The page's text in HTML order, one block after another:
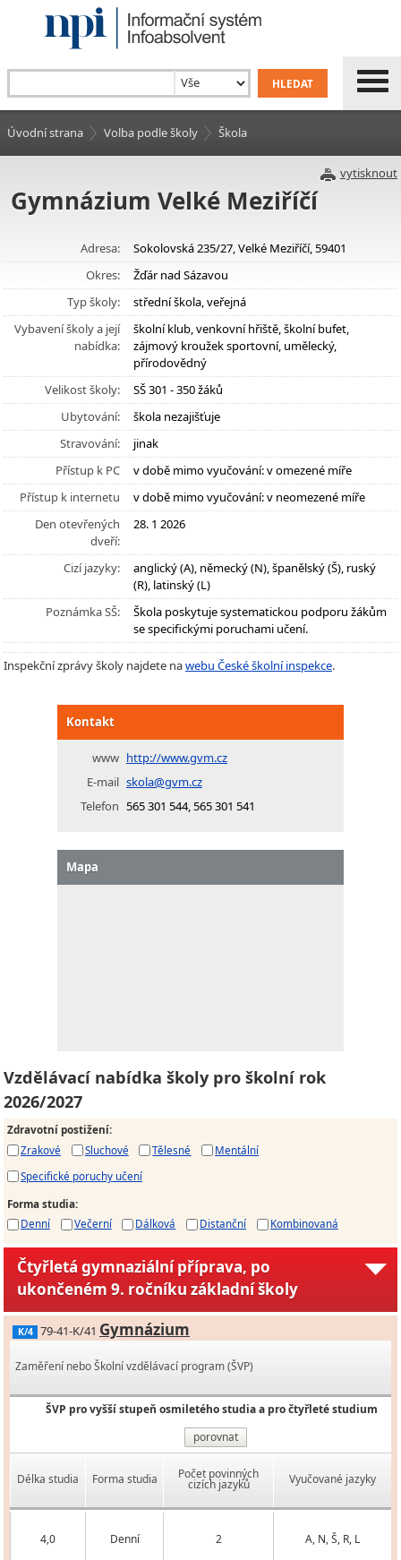
Úvodní strana Volba podle školy Škola
vytisknout
Gymnázium Velké Meziříčí
Adresa:
Sokolovská 235/27, Velké Meziříčí, 59401
Okres:
Žďár nad Sázavou
Typ školy:
střední škola, veřejná
Vybavení školy a její
nabídka:
školní klub, venkovní hřiště, školní bufet,
zájmový kroužek sportovní, umělecký,
přírodovědný
Velikost školy:
SŠ 301 - 350 žáků
Ubytování:
škola nezajišťuje
Stravování:
jinak
Přístup k PC
v době mimo vyučování: v omezené míře
Přístup k internetu
v době mimo vyučování: v neomezené míře
Den otevřených
dveří:
28. 1 2026
Cizí jazyky:
anglický (A), německý (N), španělský (Š), ruský
(R), latinský (L)
Poznámka SŠ:
Škola poskytuje systematickou podporu žákům
se specifickými poruchami učení.
Inspekční zprávy školy najdete nawebu České školní inspekce.
Kontakt
www http://www.gvm.cz
E-mail skola@gvm.cz
Telefon 565 301 544, 565 301 541
Mapa
Vzdělávací nabídka školy pro školní rok
2026/2027
Zdravotní postižení:
Zrakové
Sluchové Tělesné
Mentální
Specifické poruchy učení
Forma studia:
Denní
Večerní Dálková Distanční Kombinovaná
Čtyřletá gymnaziální příprava, po
ukončeném 9. ročníku základní školy
K/4 79-41-K/41 Gymnázium
Zaměření nebo Školní vzdělávací program (ŠVP)
ŠVP pro vyšší stupeň osmiletého studia a pro čtyřleté studium
porovnat
Délka studia Forma studia Počet povinných
cizích jazyků Vyučované jazyky
4,0 Denní 2 A, N, Š, R, L